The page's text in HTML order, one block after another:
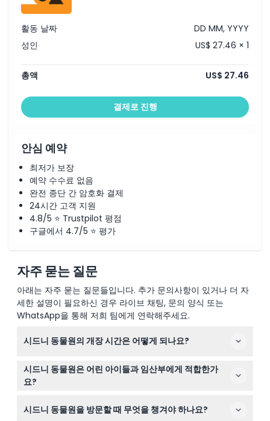
활동 날짜
DD MM, YYYY
성인
US$ 27.46 × 1
총액 US$ 27.46
결제로 진행
안심 예약
최저가 보장
예약 수수료 없음
완전 종단 간 암호화 결제
24시간 고객 지원
4.8/5 ⭐ Trustpilot 평점
구글에서 4.7/5 ⭐ 평가
자주 묻는 질문
아래는 자주 묻는 질문들입니다. 추가 문의사항이 있거나 더 자
세한 설명이 필요하신 경우 라이브 채팅, 문의 양식 또는
WhatsApp을 통해 저희 팀에게 연락해주세요.
시드니 동물원의 개장 시간은 어떻게 되나요?
시드니 동물원은 매일 오전 9시부터 오후 5시까지 운영됩
니다. 이 웹사이트에서 이용 가능 여부를 확인하고 온라인
으로 티켓을 예매할 수 있습니다. (변경될 수 있으니 예약
시드니 동물원은 어린 아이들과 임산부에게 적합한가
요?
이 많아 임산부나 아주 어린 유아에게는 권장되지 않습니
시드니 동물원을 방문할 때 무엇을 챙겨야 하나요?